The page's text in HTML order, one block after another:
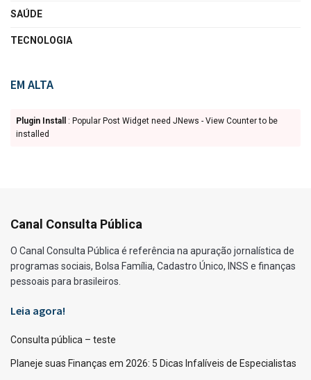
SAÚDE
TECNOLOGIA
EM ALTA
Plugin Install
: Popular Post Widget need JNews - View Counter to be
installed
Canal Consulta Pública
O Canal Consulta Pública é referência na apuração jornalística de
programas sociais, Bolsa Família, Cadastro Único, INSS e finanças
pessoais para brasileiros.
Leia agora!
Consulta pública – teste
Planeje suas Finanças em 2026: 5 Dicas Infalíveis de Especialistas